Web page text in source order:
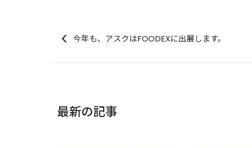
今年も、アスクはFOODEXに出展します。
最新の記事